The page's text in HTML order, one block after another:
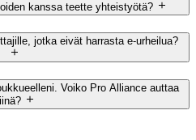
kanssa teette yhteistyötä?
jotka eivät harrasta e-urheilua?
Voiko Pro Alliance auttaa